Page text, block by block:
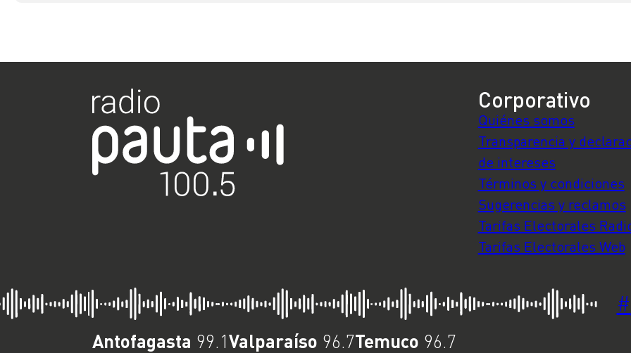
Corporativo
Quiénes somos
Transparencia y
de intereses
Términos y condiciones
Sugerencias y reclamos
Tarifas Electorales
Tarifas Electorales Web
#
Antofagasta 99.1Valparaíso 96.7Temuco 96.7